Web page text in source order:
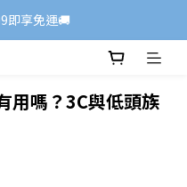
即享免運🚚
用嗎？3C與低頭族